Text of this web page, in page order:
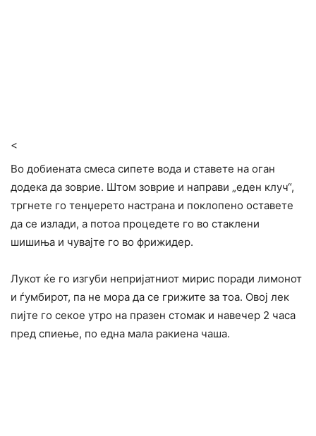
<
Во добиената смеса сипете вода и ставете на оган
додека да зоврие. Штом зоврие и направи „еден клуч“,
тргнете го тенџерето настрана и поклопено оставете
да се излади, а потоа процедете го во стаклени
шишиња и чувајте го во фрижидер.
Лукот ќе го изгуби непријатниот мирис поради лимонот
и ѓумбирот, па не мора да се грижите за тоа. Овој лек
пијте го секое утро на празен стомак и навечер 2 часа
пред спиење, по една мала ракиена чаша.